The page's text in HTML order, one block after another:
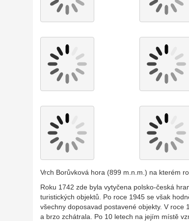
Vrch Borůvková hora (899 m.n.m.) na kterém
Roku 1742 zde byla vytyčena polsko-česká
turistických objektů. Po roce 1945 se však
všechny doposavad postavené objekty. V
a brzo zchátrala. Po 10 letech na jejím místě